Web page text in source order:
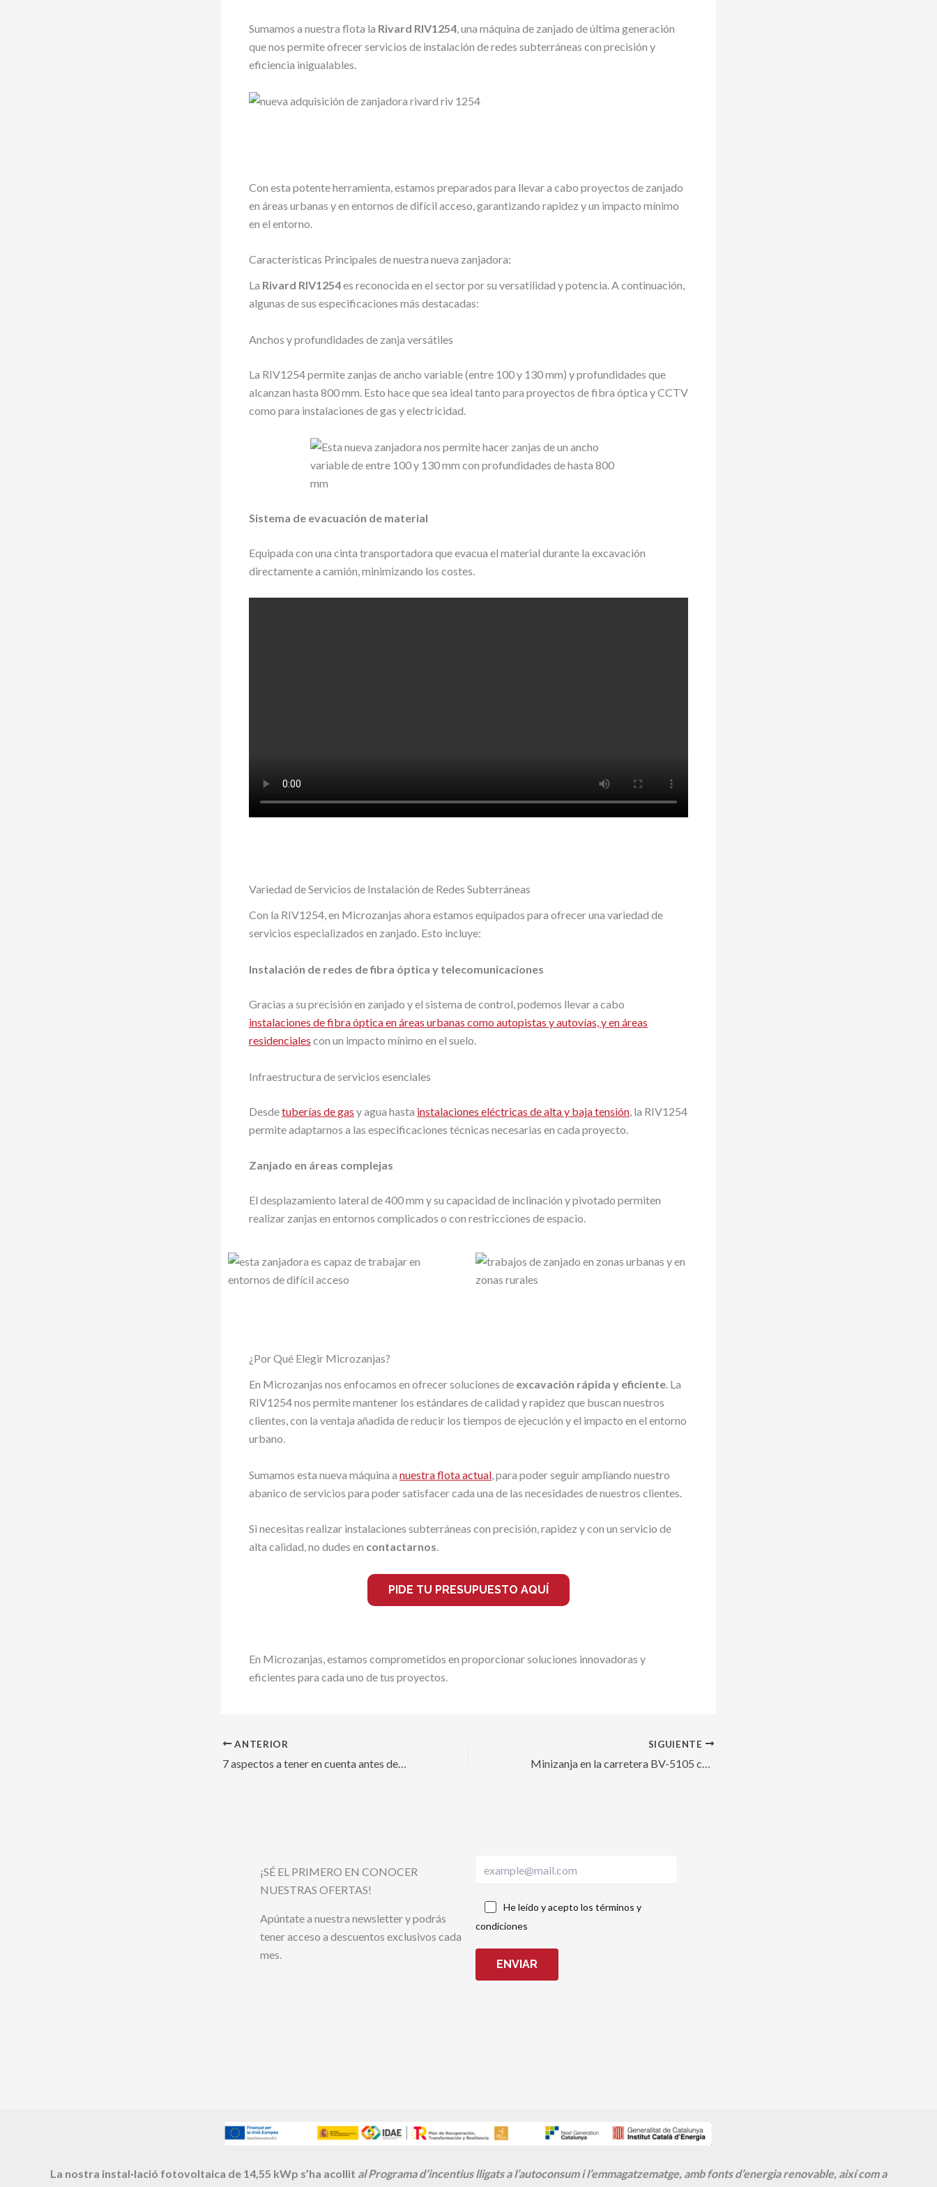
Sumamos a nuestra flota la Rivard RIV1254, una máquina de zanjado de última generación
que nos permite ofrecer servicios de instalación de redes subterráneas con precisión y
eficiencia inigualables.
Con esta potente herramienta, estamos preparados para llevar a cabo proyectos de zanjado
en áreas urbanas y en entornos de difícil acceso, garantizando rapidez y un impacto mínimo
en el entorno.
Características Principales de nuestra nueva zanjadora:
La Rivard RIV1254es reconocida en el sector por su versatilidad y potencia. A continuación,
algunas de sus especificaciones más destacadas:
Anchos y profundidades de zanja versátiles
La RIV1254 permite zanjas de ancho variable (entre 100 y 130 mm) y profundidades que
alcanzan hasta 800 mm. Esto hace que sea ideal tanto para proyectos de fibra óptica y CCTV
como para instalaciones de gas y electricidad.
Sistema de evacuación de material
Equipada con una cinta transportadora que evacua el material durante la excavación
directamente a camión, minimizando los costes.
Variedad de Servicios de Instalación de Redes Subterráneas
Con la RIV1254, en Microzanjas ahora estamos equipados para ofrecer una variedad de
servicios especializados en zanjado. Esto incluye:
Instalación de redes de fibra óptica y telecomunicaciones
Gracias a su precisión en zanjado y el sistema de control, podemos llevar a cabo
instalaciones de fibra óptica en áreas urbanas como autopistas y autovías, y en áreas
residenciales con un impacto mínimo en el suelo.
Infraestructura de servicios esenciales
Desdetuberías de gas y agua hasta instalaciones eléctricas de alta y baja tensión , la RIV1254
permite adaptarnos a las especificaciones técnicas necesarias en cada proyecto.
Zanjado en áreas complejas
El desplazamiento lateral de 400 mm y su capacidad de inclinación y pivotado permiten
realizar zanjas en entornos complicados o con restricciones de espacio.
¿Por Qué Elegir Microzanjas?
En Microzanjas nos enfocamos en ofrecer soluciones de excavación rápida y eficiente. La
RIV1254 nos permite mantener los estándares de calidad y rapidez que buscan nuestros
clientes, con la ventaja añadida de reducir los tiempos de ejecución y el impacto en el entorno
urbano.
Sumamos esta nueva máquina a nuestra flota actual , para poder seguir ampliando nuestro
abanico de servicios para poder satisfacer cada una de las necesidades de nuestros clientes.
Si necesitas realizar instalaciones subterráneas con precisión, rapidez y con un servicio de
alta calidad, no dudes en contactarnos.
PIDE TU PRESUPUESTO AQUÍ
En Microzanjas, estamos comprometidos en proporcionar soluciones innovadoras y
eficientes para cada uno de tus proyectos.
ANTERIOR
7 aspectos a tener en cuenta antes de comprar una guía pasacables de nylon
SIGUIENTE
Minizanja en la carretera BV-5105 con la zanjadora RIVARD RIV1254
¡SÉ EL PRIMERO EN CONOCER
NUESTRAS OFERTAS!
Apúntate a nuestra newsletter y podrás
tener acceso a descuentos exclusivos cada
mes.
He leído y acepto los términos y
condiciones
ENVIAR
La nostra instal·lació fotovoltaica de 14,55 kWp s’ha acollit al Programa d’incentius lligats a l’autoconsum i l’emmagatzematge, amb fonts d’energia renovable, així com a